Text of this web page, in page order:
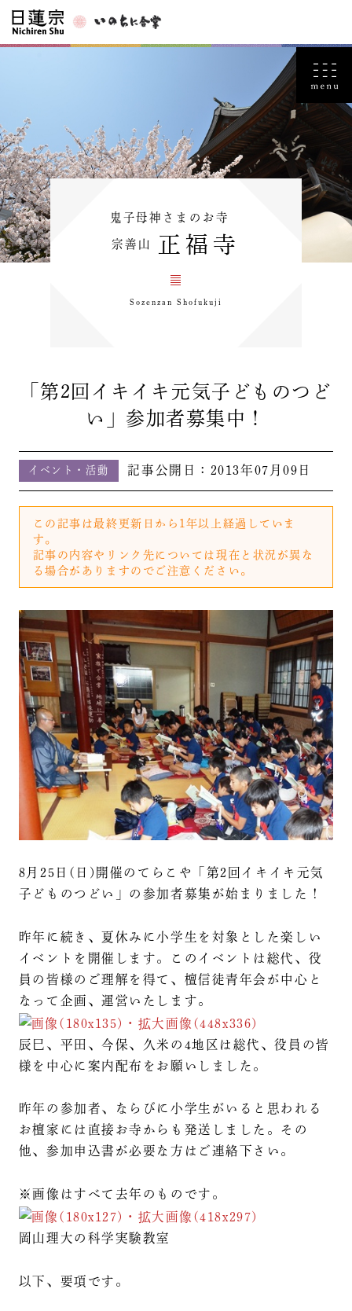
鬼子母神さまのお寺
宗善山 正福寺
Sozenzan Shofukuji
「第2回イキイキ元気子どものつど
い」参加者募集中！
イベント・活動 記事公開日： 2013年07月09日
この記事は最終更新日から1年以上経過していま
す。
記事の内容やリンク先については現在と状況が異な
る場合がありますのでご注意ください。
8月25日(日)開催のてらこや「第2回イキイキ元気
子どものつどい」の参加者募集が始まりました！
昨年に続き、夏休みに小学生を対象とした楽しい
イベントを開催します。このイベントは総代、役
員の皆様のご理解を得て、檀信徒青年会が中心と
なって企画、運営いたします。
辰巳、平田、今保、久米の4地区は総代、役員の皆
様を中心に案内配布をお願いしました。
昨年の参加者、ならびに小学生がいると思われる
お檀家には直接お寺からも発送しました。その
他、参加申込書が必要な方はご連絡下さい。
※画像はすべて去年のものです。
岡山理大の科学実験教室
以下、要項です。